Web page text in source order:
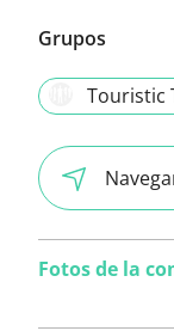
Grupos
Touristic
Fotos de la